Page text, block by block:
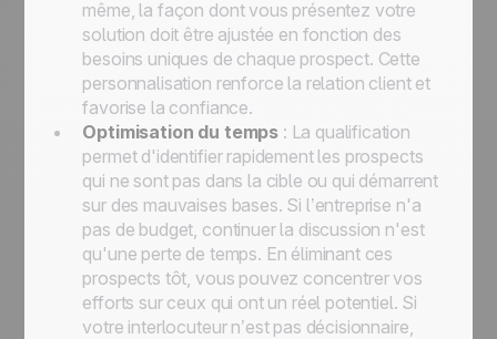
même, la façon dont vous présentez votre
solution doit être ajustée en fonction des
besoins uniques de chaque prospect. Cette
personnalisation renforce la relation client et
favorise la confiance.
Optimisation du temps : La qualification
permet d'identifier rapidement les prospects
qui ne sont pas dans la cible ou qui démarrent
sur des mauvaises bases. Si l’entreprise n'a
pas de budget, continuer la discussion n'est
qu'une perte de temps. En éliminant ces
prospects tôt, vous pouvez concentrer vos
efforts sur ceux qui ont un réel potentiel. Si
votre interlocuteur n’est pas décisionnaire,